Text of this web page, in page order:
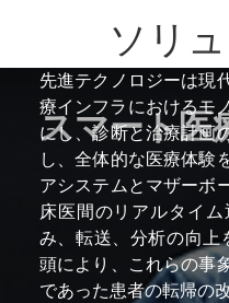
Axiomtek、車載監視およ
ファンレス組込みシステ
詳細
4/8/2026
Axiomtek、oToBriteと提
およびPhysical AI向けエ
詳細
ソリ
スマート医
先進テクノロジーは現
療インフラにおけるモ
にし、診断と治療計画
し、全体的な医療体験
アシステムとマザーボ
床医間のリアルタイ
み、転送、分析の向上
頭により、これらの事
であった患者の転帰の